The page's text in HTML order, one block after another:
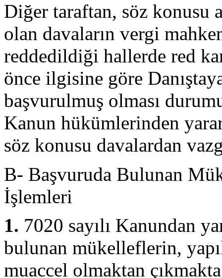
Diğer taraftan, söz konusu
olan davaların vergi
reddedildiği hallerde red
önce ilgisine göre
başvurulmuş olması
Kanun hükümlerinden
söz konusu davalardan
B- Başvuruda Bulunan
İşlemleri
1. 7020 sayılı Kanundan
bulunan mükelleflerin,
muaccel olmaktan